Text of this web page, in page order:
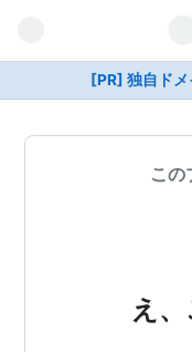
[PR] 独自ド
この
え